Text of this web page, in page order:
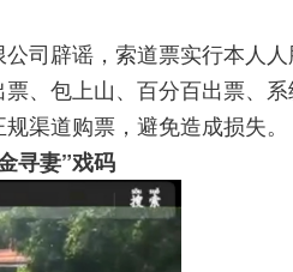
司辟谣，索道票实行本人
、包上山、百分百出票、
渠道购票，避免造成损失。
寻妻”戏码